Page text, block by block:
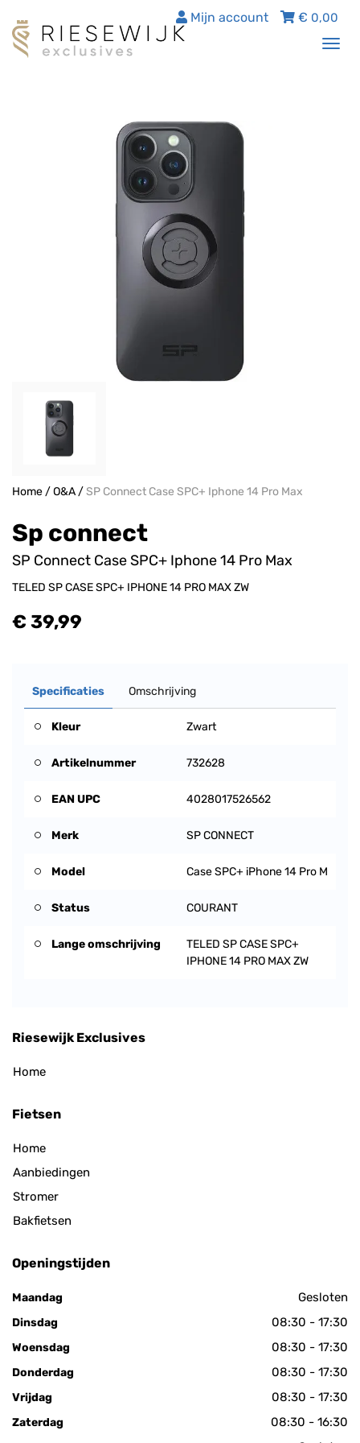
€ 0,00
Mijn account
Home/O&A/SP Connect Case SPC+ Iphone 14 Pro Max
Sp connect
SP Connect Case SPC+ Iphone 14 Pro Max
TELED SP CASE SPC+ IPHONE 14 PRO MAX ZW
€ 39,99
Specificaties Omschrijving
Kleur Zwart
Artikelnummer 732628
EAN UPC 4028017526562
Merk SP CONNECT
Model Case SPC+ iPhone 14 Pro M
Status COURANT
Lange omschrijving
TELED SP CASE SPC+
IPHONE 14 PRO MAX ZW
Riesewijk Exclusives
Home
Fietsen
Home
Aanbiedingen
Stromer
Bakfietsen
Openingstijden
Maandag Gesloten
Dinsdag 08:30 - 17:30
Woensdag 08:30 - 17:30
Donderdag 08:30 - 17:30
Vrijdag 08:30 - 17:30
Zaterdag 08:30 - 16:30